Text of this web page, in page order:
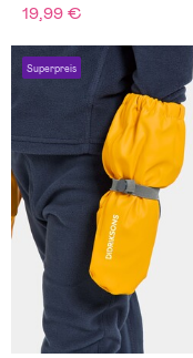
19,99 €
Superpreis